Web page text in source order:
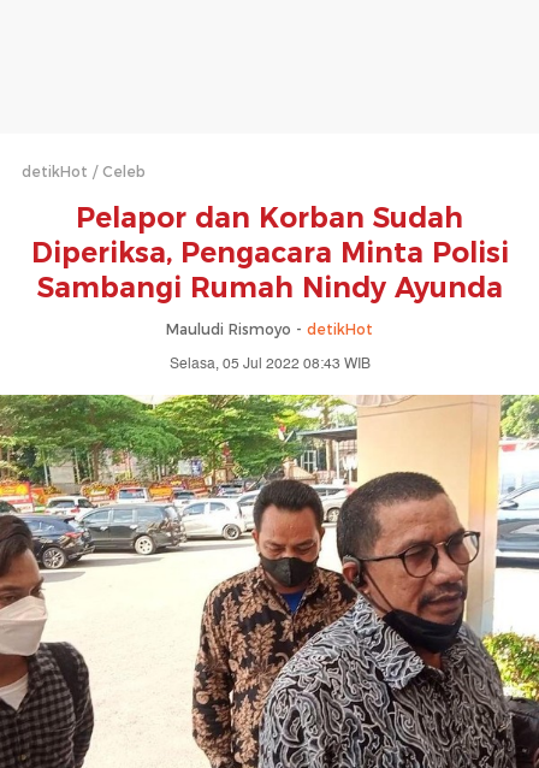
detikHot Celeb
Pelapor dan Korban Sudah
Diperiksa, Pengacara Minta Polisi
Sambangi Rumah Nindy Ayunda
Mauludi Rismoyo - detikHot
Selasa, 05 Jul 2022 08:43 WIB